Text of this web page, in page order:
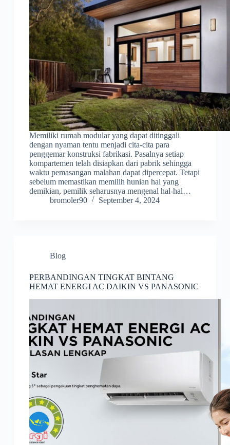
Memiliki rumah modular yang dapat ditinggali
dengan nyaman tentu menjadi cita-cita para
penggemar konstruksi fabrikasi. Pasalnya setiap
kompartemen telah disiapkan dari pabrik sehingga
waktu pemasangan malahan dapat dipercepat. Tetapi
sebelum memastikan memilih hunian hal yang
demikian, pemilik seharusnya mengenal hal-hal…
bromoler90
September 4, 2024
Blog
PERBANDINGAN TINGKAT BINTANG
HEMAT ENERGI AC DAIKIN VS PANASONIC